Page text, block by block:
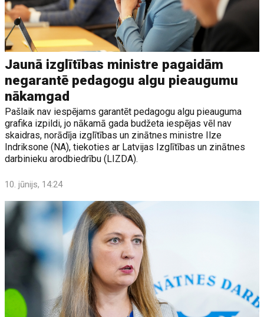
Jaunā izglītības ministre pagaidām
negarantē pedagogu algu pieaugumu
nākamgad
Pašlaik nav iespējams garantēt pedagogu algu pieauguma
grafika izpildi, jo nākamā gada budžeta iespējas vēl nav
skaidras, norādīja izglītības un zinātnes ministre Ilze
Indriksone (NA), tiekoties ar Latvijas Izglītības un zinātnes
darbinieku arodbiedrību (LIZDA).
10. jūnijs, 14:24